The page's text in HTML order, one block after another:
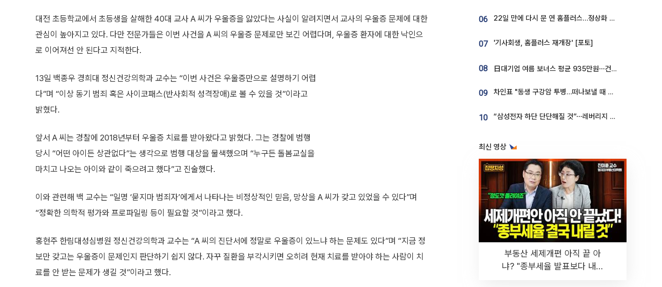
대전 초등학교에서 초등생을 살해한 40대 교사 A 씨가 우울증을 앓았다는 사실이 알려지면서 교사의 우울증 문제에 대한
관심이 높아지고 있다. 다만 전문가들은 이번 사건을 A 씨의 우울증 문제로만 보긴 어렵다며, 우울증 환자에 대한 낙인으
로 이어져선 안 된다고 지적한다.
13일 백종우 경희대 정신건강의학과 교수는 “이번 사건은 우울증만으로 설명하기 어렵
다”며 “이상 동기 범죄 혹은 사이코패스(반사회적 성격장애)로 볼 수 있을 것”이라고
밝혔다.
앞서 A 씨는 경찰에 2018년부터 우울증 치료를 받아왔다고 밝혔다. 그는 경찰에 범행
당시 “어떤 아이든 상관없다”는 생각으로 범행 대상을 물색했으며 “누구든 돌봄교실을
마치고 나오는 아이와 같이 죽으려고 했다”고 진술했다.
이와 관련해 백 교수는 “일명 ‘묻지마 범죄자’에게서 나타나는 비정상적인 믿음, 망상을 A 씨가 갖고 있었을 수 있다”며
“정확한 의학적 평가와 프로파일링 등이 필요할 것”이라고 했다.
홍현주 한림대성심병원 정신건강의학과 교수는 “A 씨의 진단서에 정말로 우울증이 있느냐 하는 문제도 있다”며 “지금 정
보만 갖고는 우울증이 문제인지 판단하기 쉽지 않다. 자꾸 질환을 부각시키면 오히려 현재 치료를 받아야 하는 사람이 치
료를 안 받는 문제가 생길 것”이라고 했다.
06 22일 만에 다시 문 연 홈플러스…정상화 바쁜데 재고 없어 ‘발동동’[가보니]
07 '기사회생, 홈플러스 재개장' [포토]
08 日대기업 여름 보너스 평균 935만원⋯건설회사 1800만 넘어
09 차인표 "동생 구강암 투병…떠나보낼 때 가장 힘들었다”
10 “삼성전자 하단 단단해질 것”⋯레버리지 규제에 쏠림 완화 [찐코노미]
최신 영상
부동산 세제개편 아직 끝 아
냐? "종부세율 발표보다 내릴